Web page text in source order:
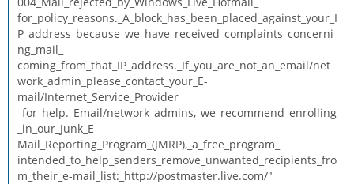
for_policy_reasons._A_block_has_been_placed_against_your_I
P_address_because_we_have_received_complaints_concerni
ng_mail_
coming_from_that_IP_address._If_you_are_not_an_email/net
work_admin_please_contact_your_E-
mail/Internet_Service_Provider
_for_help._Email/network_admins,_we_recommend_enrolling
_in_our_Junk_E-
Mail_Reporting_Program_(JMRP),_a_free_program_
intended_to_help_senders_remove_unwanted_recipients_fro
m_their_e-mail_list:_http://postmaster.live.com/"